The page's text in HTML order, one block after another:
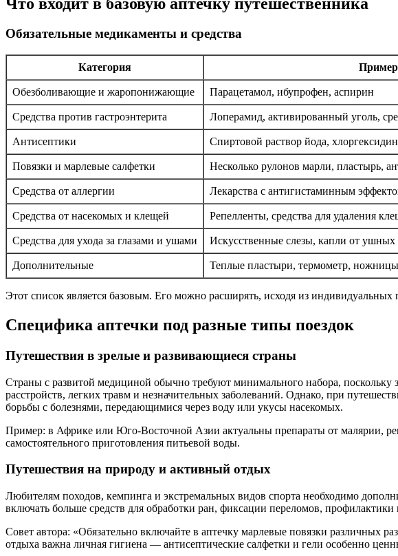
Обязательные медикаменты и средства
Категория
Обезболивающие и жаропонижающие Парацетамол, ибупрофен, аспирин
Средства против гастроэнтерита Лоперамид, активированный уголь,
Антисептики Спиртовой раствор йода,
Повязки и марлевые салфетки Несколько рулонов марли, пластырь,
Средства от аллергии Лекарства с антигистаминным
Средства от насекомых и клещей Репелленты, средства для удаления
Средства для ухода за глазами и ушами Искусственные слезы, капли от
Дополнительные Теплые пластыри, термометр,
Этот список является базовым. Его можно расширять, исходя из
Специфика аптечки под разные типы поездок
Путешествия в зрелые и развивающиеся страны
Страны с развитой медициной обычно требуют минимального набора,
расстройств, легких травм и незначительных заболеваний. Однако, при
борьбы с болезнями, передающимися через воду или укусы насекомых.
Пример: в Африке или Юго-Восточной Азии актуальны препараты от малярии,
самостоятельного приготовления питьевой воды.
Путешествия на природу и активный отдых
Любителям походов, кемпинга и экстремальных видов спорта необходимо
включать больше средств для обработки ран, фиксации переломов,
Совет автора: «Обязательно включайте в аптечку марлевые повязки различных
отдыха важна личная гигиена — антисептические салфетки и гели особенно